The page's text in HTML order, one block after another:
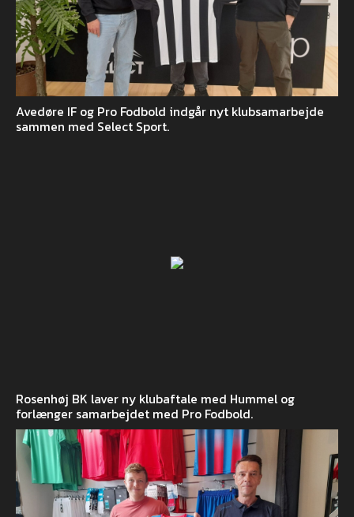
Avedøre IF og Pro Fodbold indgår nyt klubsamarbejde
sammen med Select Sport.
Rosenhøj BK laver ny klubaftale med Hummel og
forlænger samarbejdet med Pro Fodbold.